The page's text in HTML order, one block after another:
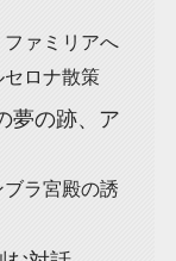
ァミリアへ
ロナ散策
夢の跡、ア
ラ宮殿の誘